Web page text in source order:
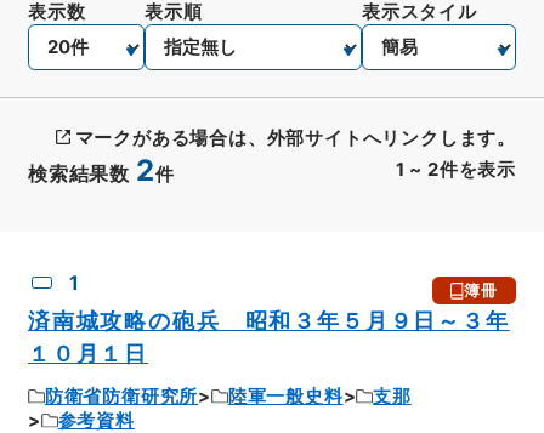
検索結果数 2件 1 ~ 2件を表示
表示数 表示順 表示スタイル
マークがある場合は、外部サイトへリンクします。
1 簿冊
済南城攻略の砲兵 昭和３年５月９日～３年
１０月１日
防衛省防衛研究所 陸軍一般史料
支那
参考資料